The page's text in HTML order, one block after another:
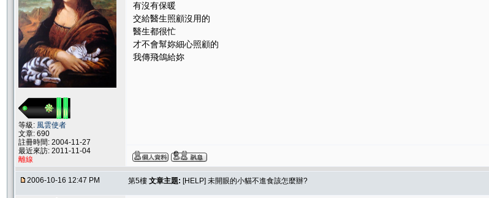
等級: 風雲使者
文章: 690
註冊時間: 2004-11-27
最近來訪: 2011-11-04
離線
有沒有保暖
交給醫生照顧沒用的
醫生都很忙
才不會幫妳細心照顧的
我傳飛鴿給妳
2006-10-16 12:47 PM 第5樓 文章主題: [HELP] 未開眼的小貓不進食該怎麼辦?